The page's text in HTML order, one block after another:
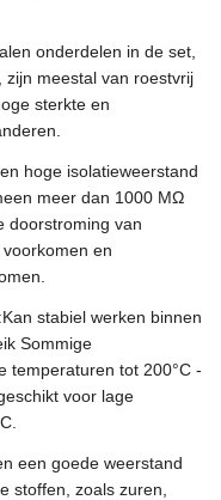
onderdelen in de set,
meestal van roestvrij
sterkte en
hoge isolatieweerstand
meer dan 1000 MΩ
doorstroming van
en
:Kan stabiel werken binnen
Sommige
temperaturen tot 200°C -
voor lage
een goede weerstand
stoffen, zoals zuren,